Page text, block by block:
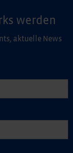
werden
aktuelle News